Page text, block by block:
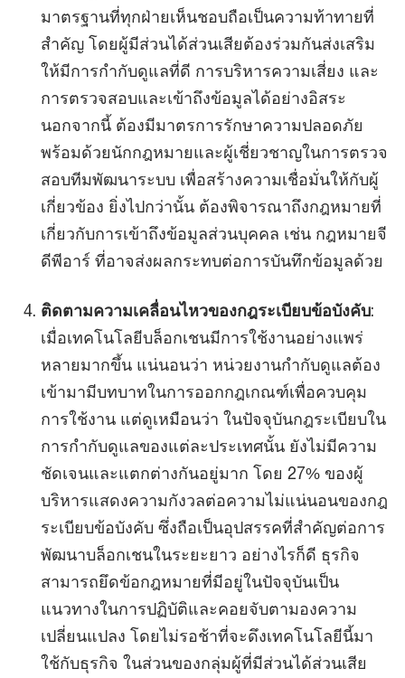
มาตรฐานที่ทุกฝ่ายเห็นชอบถือเป็นความท้าทายที่
สำคัญ โดยผู้มีส่วนได้ส่วนเสียต้องร่วมกันส่งเสริม
ให้มีการกำกับดูแลที่ดี การบริหารความเสี่ยง และ
การตรวจสอบและเข้าถึงข้อมูลได้อย่างอิสระ
นอกจากนี้ ต้องมีมาตรการรักษาความปลอดภัย
พร้อมด้วยนักกฎหมายและผู้เชี่ยวชาญในการตรวจ
สอบทีมพัฒนาระบบ เพื่อสร้างความเชื่อมั่นให้กับผู้
เกี่ยวข้อง ยิ่งไปกว่านั้น ต้องพิจารณาถึงกฎหมายที่
เกี่ยวกับการเข้าถึงข้อมูลส่วนบุคคล เช่น กฎหมายจี
ดีพีอาร์ ที่อาจส่งผลกระทบต่อการบันทึกข้อมูลด้วย
ติดตามความเคลื่อนไหวของกฎระเบียบข้อบังคับ:
เมื่อเทคโนโลยีบล็อกเชนมีการใช้งานอย่างแพร่
หลายมากขึ้น แน่นอนว่า หน่วยงานกำกับดูแลต้อง
เข้ามามีบทบาทในการออกกฎเกณฑ์เพื่อควบคุม
การใช้งาน แต่ดูเหมือนว่า ในปัจจุบันกฎระเบียบใน
การกำกับดูแลของแต่ละประเทศนั้น ยังไม่มีความ
ชัดเจนและแตกต่างกันอยู่มาก โดย 27% ของผู้
บริหารแสดงความกังวลต่อความไม่แน่นอนของกฎ
ระเบียบข้อบังคับ ซึ่งถือเป็นอุปสรรคที่สำคัญต่อการ
พัฒนาบล็อกเชนในระยะยาว อย่างไรก็ดี ธุรกิจ
สามารถยึดข้อกฎหมายที่มีอยู่ในปัจจุบันเป็น
แนวทางในการปฏิบัติและคอยจับตามองความ
เปลี่ยนแปลง โดยไม่รอช้าที่จะดึงเทคโนโลยีนี้มา
ใช้กับธุรกิจ ในส่วนของกลุ่มผู้ที่มีส่วนได้ส่วนเสีย